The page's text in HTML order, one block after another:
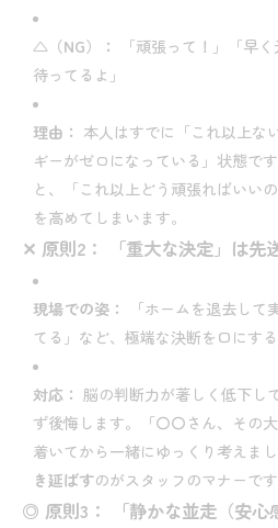
△（NG）：
「頑張って！」「早
待ってるよ」
理由： 本人はすでに「これ以上な
ギーがゼロになっている」状態で
と、「これ以上どう頑張ればいい
を高めてしまいます。
✕ 原則2： 「重大な決定」は先
現場での姿：
「ホームを退去して
てる」など、極端な決断を口にす
対応： 脳の判断力が著しく低下し
ず後悔します。「〇〇さん、その
着いてから一緒にゆっくり考えまし
き延ばすのがスタッフのマナーです
◎ 原則3： 「静かな並走（安心